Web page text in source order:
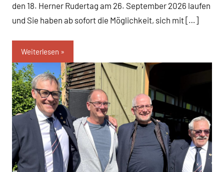
den 18. Herner Rudertag am 26. September 2026 laufen
und Sie haben ab sofort die Möglichkeit, sich mit […]
Weiterlesen